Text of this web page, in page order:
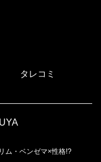
タレコミ
ム・ベンゼマ×性格!?